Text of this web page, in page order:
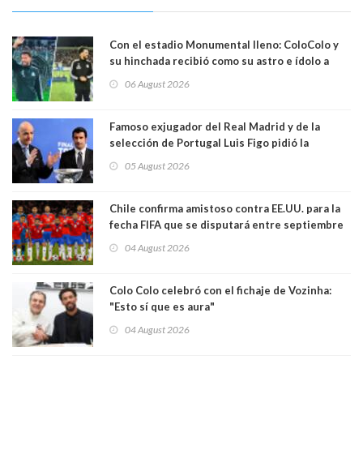
Con el estadio Monumental lleno: ColoColo y
su hinchada recibió como su astro e ídolo a
06 August 2026
Famoso exjugador del Real Madrid y de la
selección de Portugal Luis Figo pidió la
comportamiento más bajo y cobarde que he
05 August 2026
Chile confirma amistoso contra EE.UU. para la
fecha FIFA que se disputará entre septiembre
04 August 2026
Colo Colo celebró con el fichaje de Vozinha:
"Esto sí que es aura"
04 August 2026